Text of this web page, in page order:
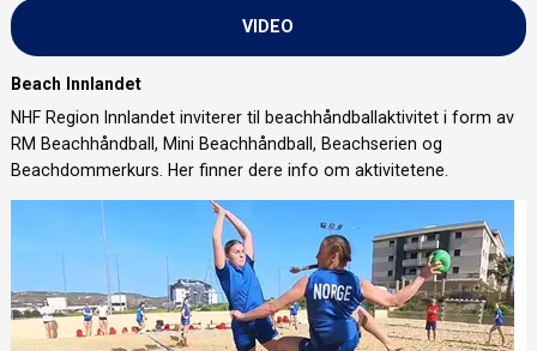
VIDEO
Beach Innlandet
NHF Region Innlandet inviterer til beachhåndballaktivitet i form av
RM Beachhåndball, Mini Beachhåndball, Beachserien og
Beachdommerkurs. Her finner dere info om aktivitetene.